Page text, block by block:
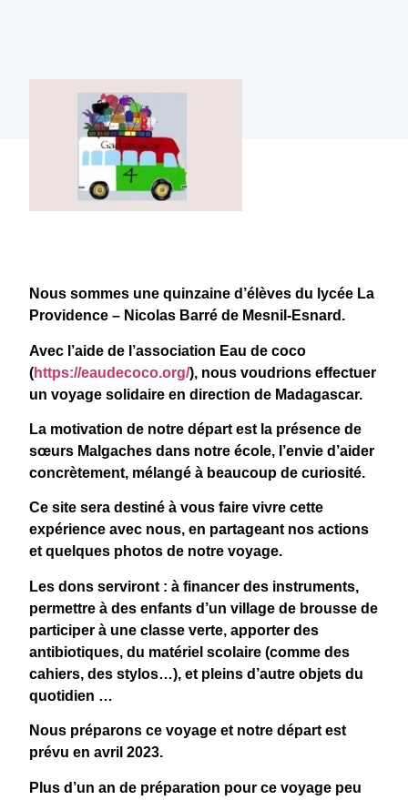
Nous sommes une quinzaine d’élèves du lycée La
Providence – Nicolas Barré de Mesnil-Esnard.
Avec l’aide de l’association Eau de coco
(https://eaudecoco.org/), nous voudrions effectuer
un voyage solidaire en direction de Madagascar.
La motivation de notre départ est la présence de
sœurs Malgaches dans notre école, l’envie d’aider
concrètement, mélangé à beaucoup de curiosité.
Ce site sera destiné à vous faire vivre cette
expérience avec nous, en partageant nos actions
et quelques photos de notre voyage.
Les dons serviront : à financer des instruments,
permettre à des enfants d’un village de brousse de
participer à une classe verte, apporter des
antibiotiques, du matériel scolaire (comme des
cahiers, des stylos…), et pleins d’autre objets du
quotidien …
Nous préparons ce voyage et notre départ est
prévu en avril 2023.
Plus d’un an de préparation pour ce voyage peu